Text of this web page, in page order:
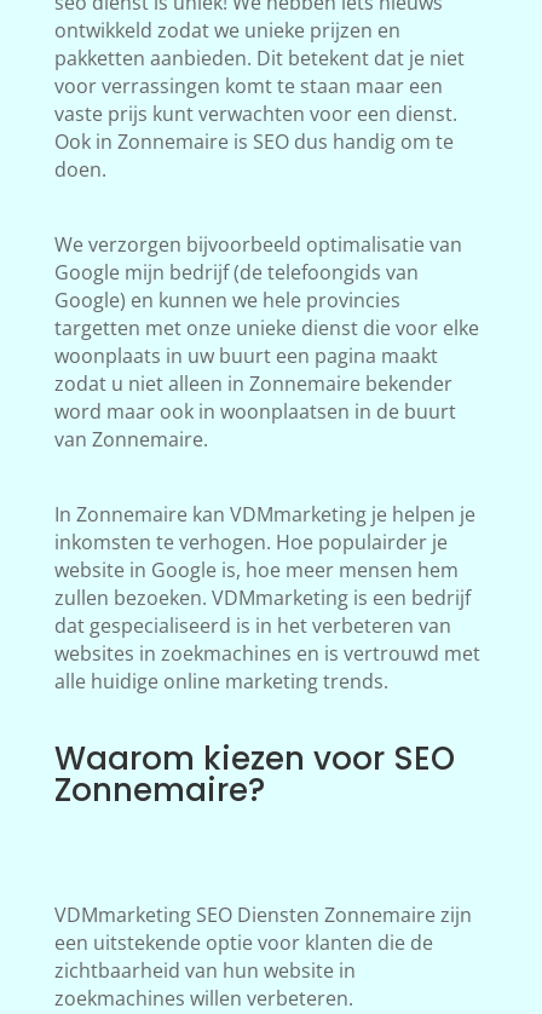
ontwikkeld zodat we unieke prijzen en
pakketten aanbieden. Dit betekent dat je niet
voor verrassingen komt te staan maar een
vaste prijs kunt verwachten voor een dienst.
Ook in Zonnemaire is SEO dus handig om te
doen.
We verzorgen bijvoorbeeld optimalisatie van
Google mijn bedrijf (de telefoongids van
Google) en kunnen we hele provincies
targetten met onze unieke dienst die voor elke
woonplaats in uw buurt een pagina maakt
zodat u niet alleen in Zonnemaire bekender
word maar ook in woonplaatsen in de buurt
van Zonnemaire.
In Zonnemaire kan VDMmarketing je helpen je
inkomsten te verhogen. Hoe populairder je
website in Google is, hoe meer mensen hem
zullen bezoeken. VDMmarketing is een bedrijf
dat gespecialiseerd is in het verbeteren van
websites in zoekmachines en is vertrouwd met
alle huidige online marketing trends.
Waarom kiezen voor SEO
Zonnemaire?
VDMmarketing SEO Diensten Zonnemaire zijn
een uitstekende optie voor klanten die de
zichtbaarheid van hun website in
zoekmachines willen verbeteren.